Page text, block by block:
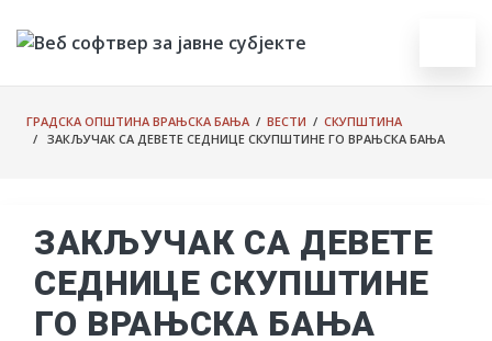
ГРАДСКА ОПШТИНА ВРАЊСКА БАЊА / ВЕСТИ / СКУПШТИНА
/ ЗАКЉУЧАК СА ДЕВЕТЕ СЕДНИЦЕ СКУПШТИНЕ ГО ВРАЊСКА БАЊА
ЗАКЉУЧАК СА ДЕВЕТЕ
СЕДНИЦЕ СКУПШТИНЕ
ГО ВРАЊСКА БАЊА